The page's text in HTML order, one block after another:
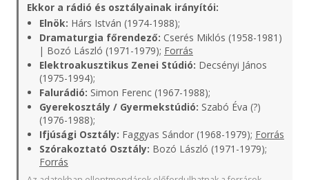
Ekkor a rádió és osztályainak irányítói:
Elnök: Hárs István (1974-1988);
Dramaturgia főrendező: Cserés Miklós (1958-1981)
| Bozó László (1971-1979); Forrás
Elektroakusztikus Zenei Stúdió: Decsényi János
(1975-1994);
Falurádió: Simon Ferenc (1967-1988);
Gyerekosztály / Gyermekstúdió: Szabó Éva (?)
(1976-1988);
Ifjúsági Osztály: Faggyas Sándor (1968-1979); Forrás
Szórakoztató Osztály: Bozó László (1971-1979);
Forrás